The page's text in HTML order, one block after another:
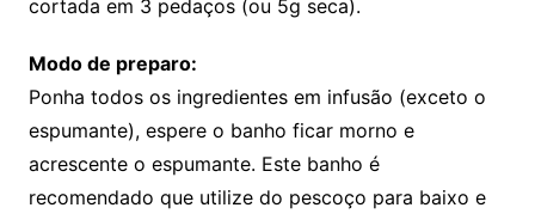
cortada em 3 pedaços (ou 5g seca).
Modo de preparo:
Ponha todos os ingredientes em infusão (exceto o
espumante), espere o banho ficar morno e
acrescente o espumante. Este banho é
recomendado que utilize do pescoço para baixo e